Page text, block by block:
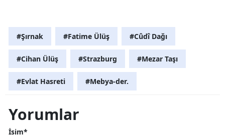
#Şırnak #Fatime Ülüş #Cûdî Dağı
#Cihan Ülüş #Strazburg #Mezar Taşı
#Evlat Hasreti #Mebya-der.
Yorumlar
İsim*